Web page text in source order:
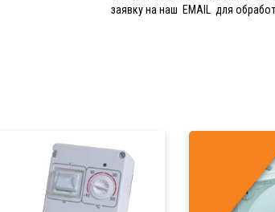
заявку на наш EMAIL для